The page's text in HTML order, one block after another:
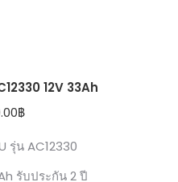
12V 33Ah
฿
รุ่น AC12330
รับประกัน 2 ปี